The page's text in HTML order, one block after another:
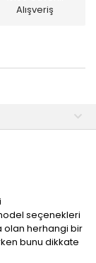
Alışveriş
seçenekleri
olan herhangi bir
bunu dikkate